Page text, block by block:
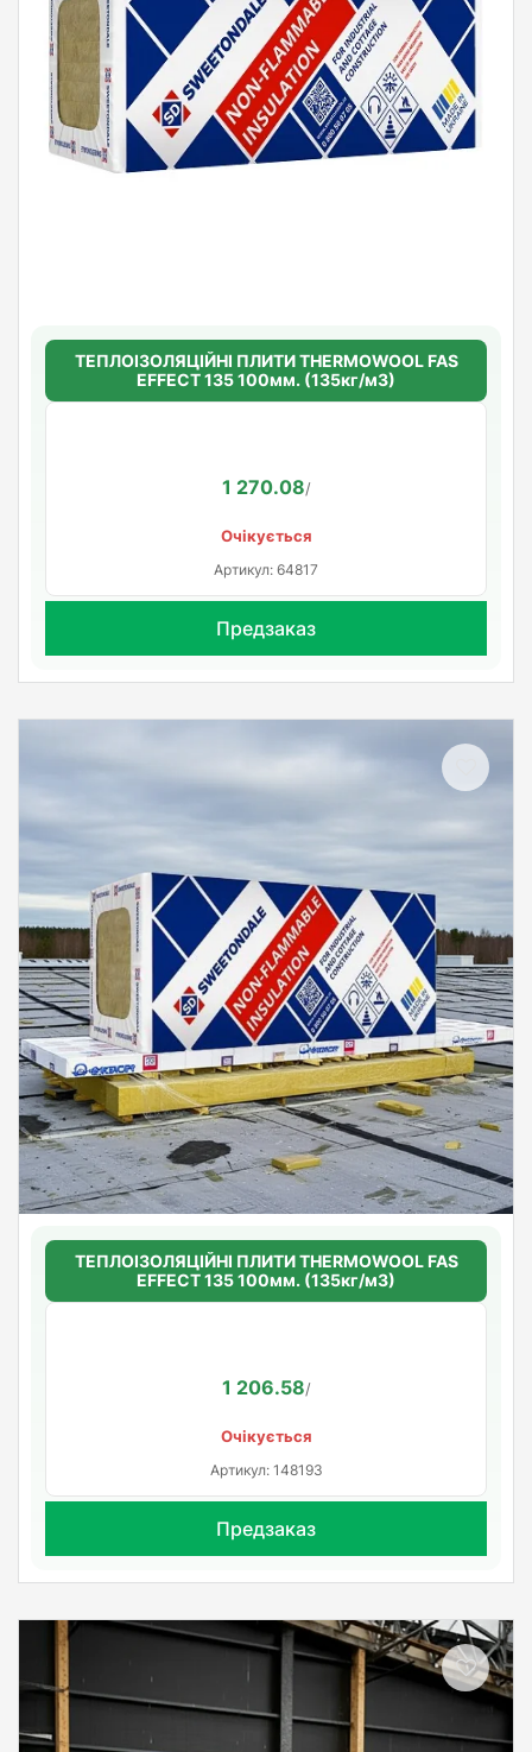
ТЕПЛОІЗОЛЯЦІЙНІ ПЛИТИ THERMOWOOL FAS
EFFECT 135 100мм. (135кг/м3)
1 270.08/
Очікується
Артикул: 64817
Предзаказ
ТЕПЛОІЗОЛЯЦІЙНІ ПЛИТИ THERMOWOOL FAS
EFFECT 135 100мм. (135кг/м3)
1 206.58/
Очікується
Артикул: 148193
Предзаказ